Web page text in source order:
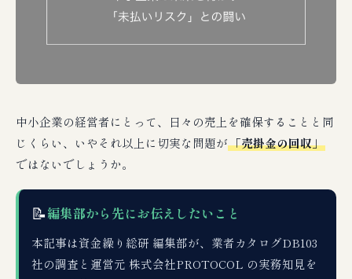
中小企業の経営者にとって、日々の売上を確保することと同
じくらい、いやそれ以上に切実な問題が「売掛金の回収」
ではないでしょうか。
📝編集部から先にお伝えしたいこと
本記事は資金繰り総研 編集部が、業者カタログDB103
社の調査と運営元 株式会社PROTOCOL の実務知見を